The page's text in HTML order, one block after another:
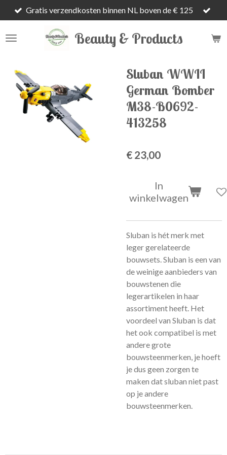
Ga
direct
naar
Beauty & Products
Gratis verzendkosten binnen NL boven de € 125
Sluban WWII
German Bomber
M38-B0692-
413258
€ 23,00
In
winkelwagen
Sluban is hét merk met
leger gerelateerde
bouwsets. Sluban is een van
de weinige aanbieders van
bouwstenen die
legerartikelen in haar
assortiment heeft. Het
voordeel van Sluban is dat
het ook compatibel is met
andere grote
bouwsteenmerken, je hoeft
je dus geen zorgen te
maken dat sluban niet past
op je andere
bouwsteenmerken.